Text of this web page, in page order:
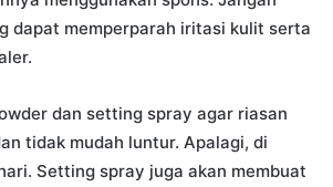
dapat memperparah iritasi kulit serta
dan setting spray agar riasan
tidak mudah luntur. Apalagi, di
Setting spray juga akan membuat